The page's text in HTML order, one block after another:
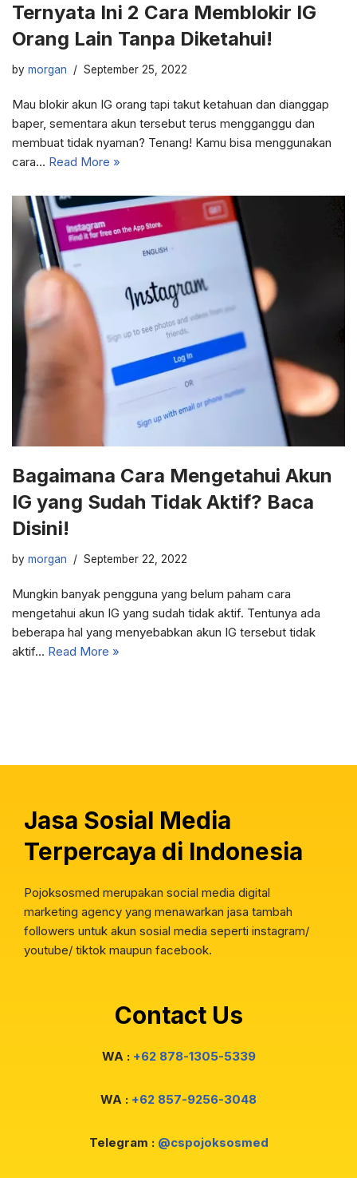
Ternyata Ini 2 Cara Memblokir IG
Orang Lain Tanpa Diketahui!
by morgan September 25, 2022
Mau blokir akun IG orang tapi takut ketahuan dan dianggap
baper, sementara akun tersebut terus mengganggu dan
membuat tidak nyaman? Tenang! Kamu bisa menggunakan
cara… Read More »
Bagaimana Cara Mengetahui Akun
IG yang Sudah Tidak Aktif? Baca
Disini!
by morgan September 22, 2022
Mungkin banyak pengguna yang belum paham cara
mengetahui akun IG yang sudah tidak aktif. Tentunya ada
beberapa hal yang menyebabkan akun IG tersebut tidak
aktif… Read More »
Jasa Sosial Media
Terpercaya di Indonesia
Pojoksosmed merupakan social media digital
marketing agency yang menawarkan jasa tambah
followers untuk akun sosial media seperti instagram/
youtube/ tiktok maupun facebook.
Contact Us
WA : +62 878-1305-5339
WA : +62 857-9256-3048
Telegram : @cspojoksosmed